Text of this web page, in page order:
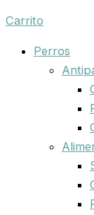
Carrito
Perros